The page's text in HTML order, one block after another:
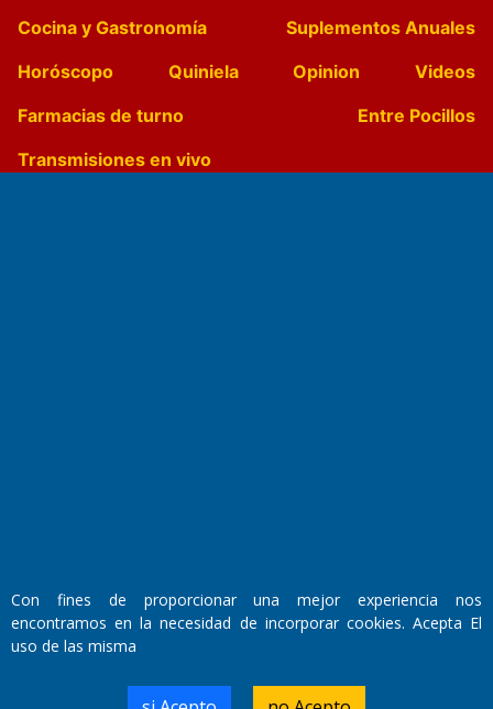
Cocina y Gastronomía
Suplementos Anuales
Horóscopo
Quiniela Opinion
Videos
Farmacias de turno
Entre Pocillos
Transmisiones en vivo
Propietario: El Diario SRL
Director Periodístico:
Walter René Goñi
Con fines de proporcionar una mejor experiencia nos
encontramos en la necesidad de incorporar cookies. Acepta El
uso de las misma